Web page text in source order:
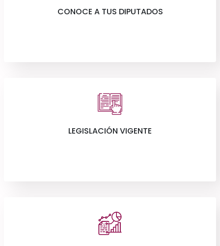
CONOCE A TUS DIPUTADOS
LEGISLACIÓN VIGENTE